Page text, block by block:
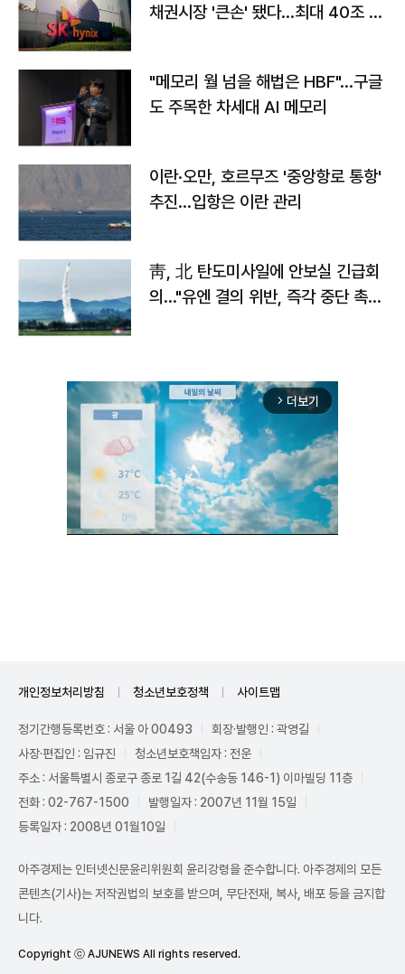
채권시장 '큰손' 됐다…최대 40조 투
"메모리 월 넘을 해법은 HBF"…구글
도 주목한 차세대 AI 메모리
이란·오만, 호르무즈 '중앙항로 통항'
추진…입항은 이란 관리
靑, 北 탄도미사일에 안보실 긴급회
의…"유엔 결의 위반, 즉각 중단 촉
arrow_forward_ios 더보기
개인정보처리방침 청소년보호정책 사이트맵
정기간행등록번호 : 서울 아 00493
회장·발행인 : 곽영길
사장·편집인 : 임규진
청소년보호책임자 : 전운
주소 : 서울특별시 종로구 종로 1길 42(수송동 146-1) 이마빌딩 11층
전화 : 02-767-1500
발행일자 : 2007년 11월 15일
등록일자 : 2008년 01월10일
아주경제는 인터넷신문윤리위원회 윤리강령을 준수합니다. 아주경제의 모든
콘텐츠(기사)는 저작권법의 보호를 받으며, 무단전재, 복사, 배포 등을 금지합
니다.
Copyright ⓒ AJUNEWS All rights reserved.